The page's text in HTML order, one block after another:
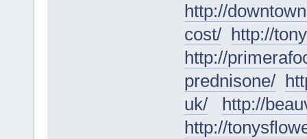
http://
cost/ http://
http://
prednisone/
uk/
http://
http://